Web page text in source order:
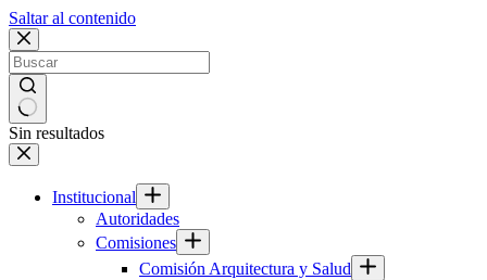
Saltar al contenido
Sin resultados
Institucional
Autoridades
Comisiones
Comisión Arquitectura y Salud